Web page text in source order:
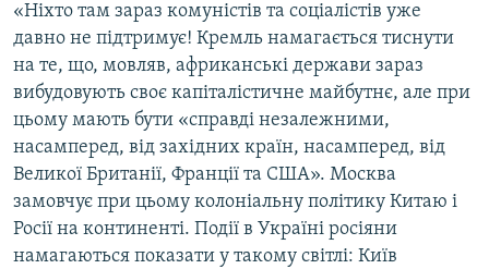
«Ніхто там зараз комуністів та соціалістів уже
давно не підтримує! Кремль намагається тиснути
на те, що, мовляв, африканські держави зараз
вибудовують своє капіталістичне майбутнє, але при
цьому мають бути «справді незалежними,
насамперед, від західних країн, насамперед, від
Великої Британії, Франції та США». Москва
замовчує при цьому колоніальну політику Китаю і
Росії на континенті. Події в Україні росіяни
намагаються показати у такому світлі: Київ